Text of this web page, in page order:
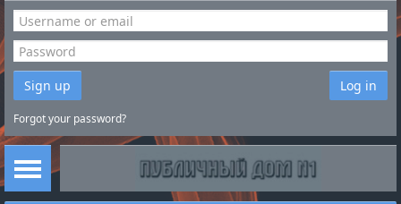
Sign up Log in
Forgot your password?